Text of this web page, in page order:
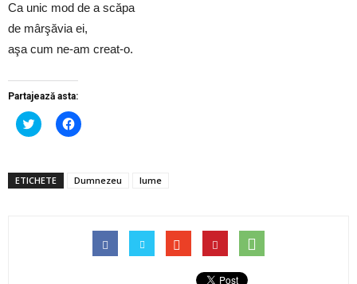
Ca unic mod de a scăpa
de mârşăvia ei,
aşa cum ne-am creat-o.
Partajează asta:
Dă
clic
pe
Twitter(Se
Dă
clic
Facebook(Se
ETICHETE Dumnezeu lume